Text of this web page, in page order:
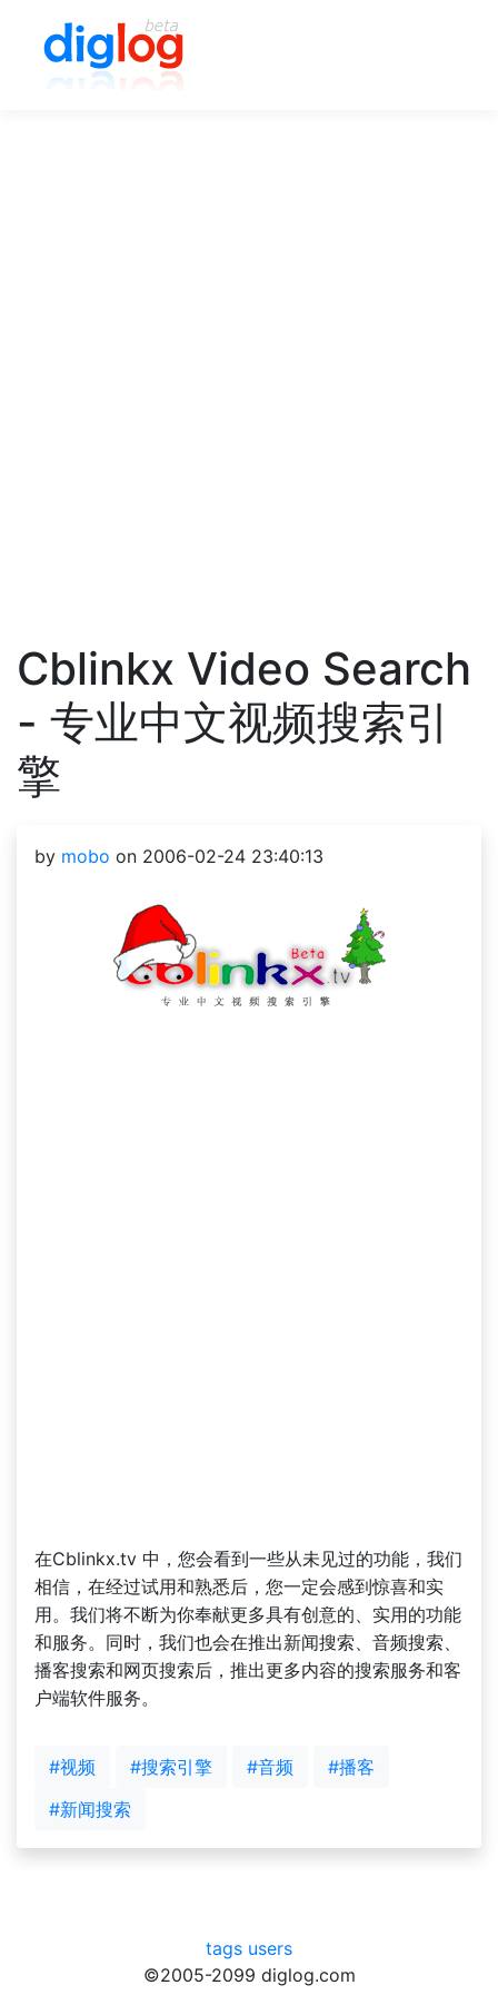
Cblinkx Video Search
- 专业中文视频搜索引
擎
by mobo on 2006-02-24 23:40:13
在Cblinkx.tv 中，您会看到一些从未见过的功能，我们
相信，在经过试用和熟悉后，您一定会感到惊喜和实
用。我们将不断为你奉献更多具有创意的、实用的功能
和服务。同时，我们也会在推出新闻搜索、音频搜索、
播客搜索和网页搜索后，推出更多内容的搜索服务和客
户端软件服务。
#视频 #搜索引擎 #音频
#播客
#新闻搜索
tags users
©2005-2099 diglog.com